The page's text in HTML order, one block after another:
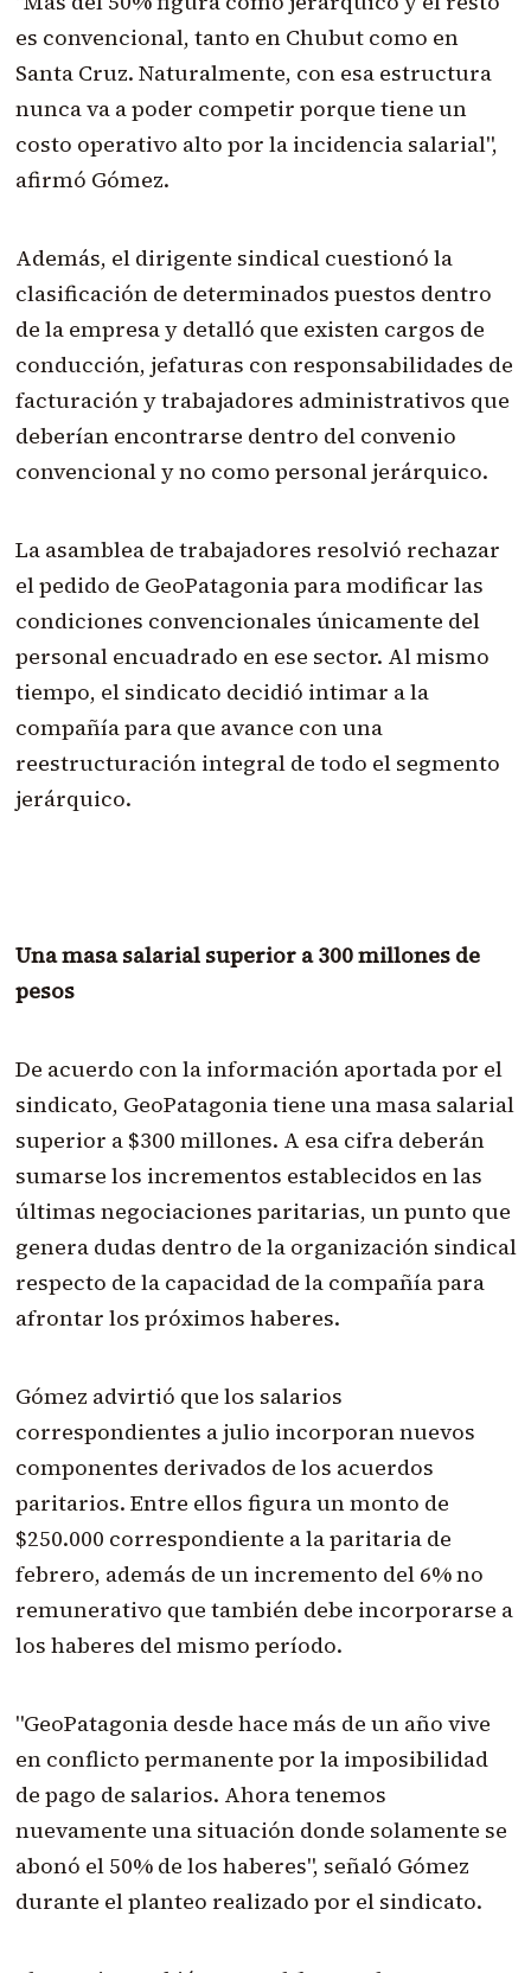
es convencional, tanto en Chubut como en
Santa Cruz. Naturalmente, con esa estructura
nunca va a poder competir porque tiene un
costo operativo alto por la incidencia salarial",
afirmó Gómez.
Además, el dirigente sindical cuestionó la
clasificación de determinados puestos dentro
de la empresa y detalló que existen cargos de
conducción, jefaturas con responsabilidades de
facturación y trabajadores administrativos que
deberían encontrarse dentro del convenio
convencional y no como personal jerárquico.
La asamblea de trabajadores resolvió rechazar
el pedido de GeoPatagonia para modificar las
condiciones convencionales únicamente del
personal encuadrado en ese sector. Al mismo
tiempo, el sindicato decidió intimar a la
compañía para que avance con una
reestructuración integral de todo el segmento
jerárquico.
Una masa salarial superior a 300 millones de
pesos
De acuerdo con la información aportada por el
sindicato, GeoPatagonia tiene una masa salarial
superior a $300 millones. A esa cifra deberán
sumarse los incrementos establecidos en las
últimas negociaciones paritarias, un punto que
genera dudas dentro de la organización sindical
respecto de la capacidad de la compañía para
afrontar los próximos haberes.
Gómez advirtió que los salarios
correspondientes a julio incorporan nuevos
componentes derivados de los acuerdos
paritarios. Entre ellos figura un monto de
$250.000 correspondiente a la paritaria de
febrero, además de un incremento del 6% no
remunerativo que también debe incorporarse a
los haberes del mismo período.
"GeoPatagonia desde hace más de un año vive
en conflicto permanente por la imposibilidad
de pago de salarios. Ahora tenemos
nuevamente una situación donde solamente se
abonó el 50% de los haberes", señaló Gómez
durante el planteo realizado por el sindicato.